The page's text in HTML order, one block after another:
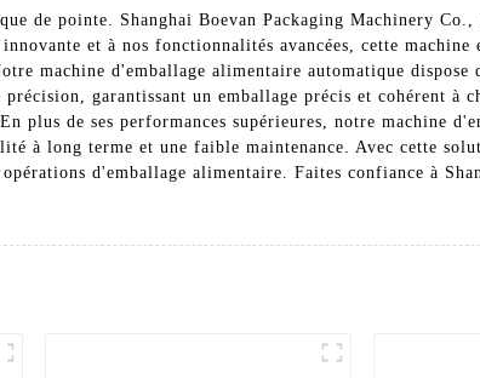
de pointe. Shanghai Boevan Packaging Machinery
et à nos fonctionnalités avancées, cette machine
machine d'emballage alimentaire automatique dispose
garantissant un emballage précis et cohérent à
plus de ses performances supérieures, notre machine
à long terme et une faible maintenance. Avec cette
d'emballage alimentaire. Faites confiance à